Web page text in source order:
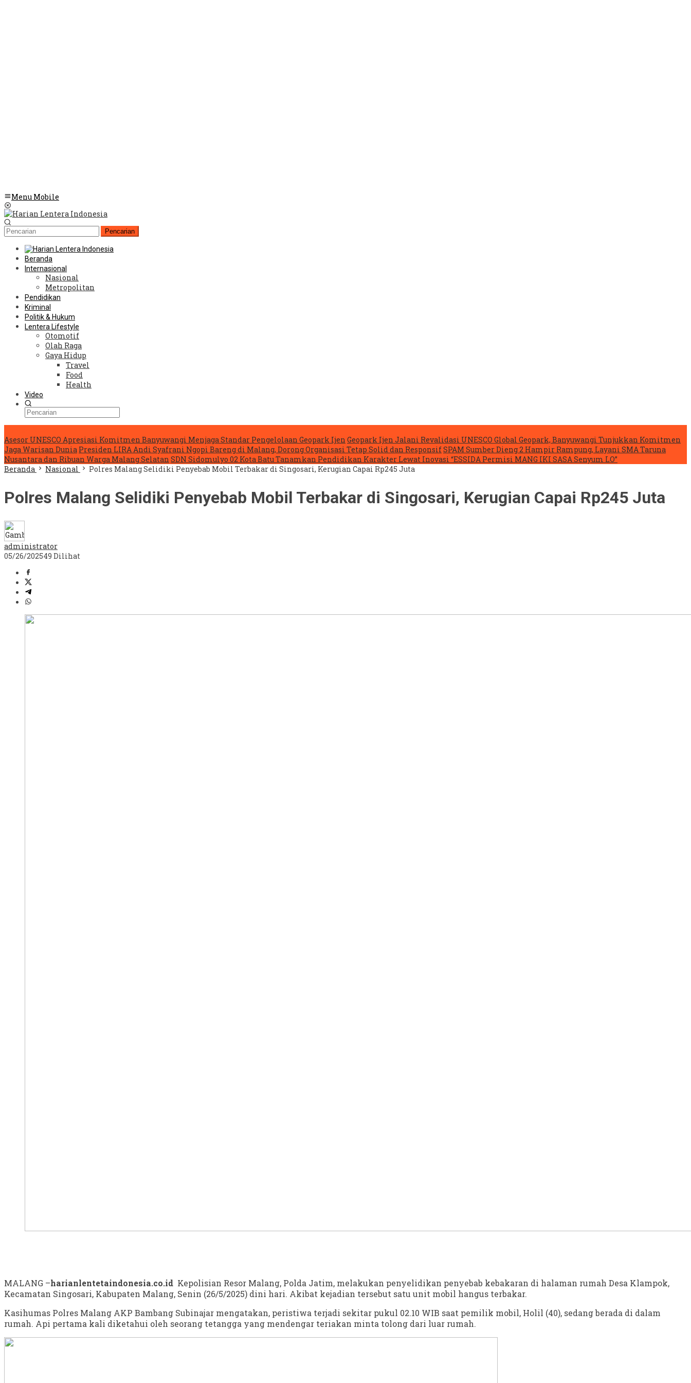
Menu Mobile
Pencarian
Beranda
Internasional
Nasional
Metropolitan
Pendidikan
Kriminal
Politik & Hukum
Lentera Lifestyle
Otomotif
Olah Raga
Gaya Hidup
Travel
Food
Health
Video
Asesor UNESCO Apresiasi Komitmen Banyuwangi Menjaga Standar Pengelolaan Geopark Ijen Geopark Ijen Jalani Revalidasi UNESCO Global Geopark, Banyuwangi Tunjukkan Komitmen
Jaga Warisan Dunia Presiden LIRA Andi Syafrani Ngopi Bareng di Malang, Dorong Organisasi Tetap Solid dan ResponsifSPAM Sumber Dieng 2 Hampir Rampung, Layani SMA Taruna
Nusantara dan Ribuan Warga Malang Selatan SDN Sidomulyo 02 Kota Batu Tanamkan Pendidikan Karakter Lewat Inovasi “ESSIDA Permisi MANG IKI SASA Senyum LO”
Beranda
Nasional Polres Malang Selidiki Penyebab Mobil Terbakar di Singosari, Kerugian Capai Rp245 Juta
Polres Malang Selidiki Penyebab Mobil Terbakar di Singosari, Kerugian Capai Rp245 Juta
administrator
05/26/202549 Dilihat
MALANG –harianlentetaindonesia.co.id Kepolisian Resor Malang, Polda Jatim, melakukan penyelidikan penyebab kebakaran di halaman rumah Desa Klampok,
Kecamatan Singosari, Kabupaten Malang, Senin (26/5/2025) dini hari. Akibat kejadian tersebut satu unit mobil hangus terbakar.
Kasihumas Polres Malang AKP Bambang Subinajar mengatakan, peristiwa terjadi sekitar pukul 02.10 WIB saat pemilik mobil, Holil (40), sedang berada di dalam
rumah. Api pertama kali diketahui oleh seorang tetangga yang mendengar teriakan minta tolong dari luar rumah.